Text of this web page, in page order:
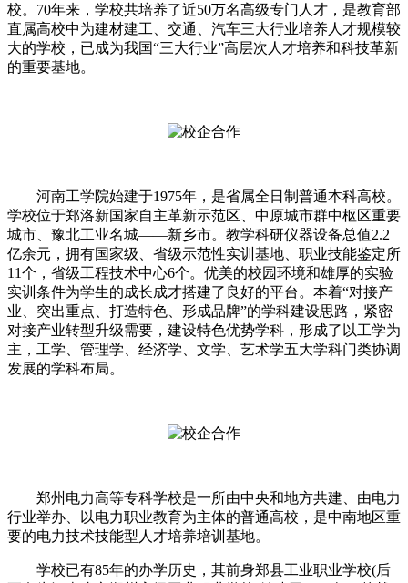
校。70年来，学校共培养了近50万名高级专门人才，是教育部
直属高校中为建材建工、交通、汽车三大行业培养人才规模较
大的学校，已成为我国“三大行业”高层次人才培养和科技革新
的重要基地。
河南工学院始建于1975年，是省属全日制普通本科高校。
学校位于郑洛新国家自主革新示范区、中原城市群中枢区重要
城市、豫北工业名城——新乡市。教学科研仪器设备总值2.2
亿余元，拥有国家级、省级示范性实训基地、职业技能鉴定所
11个，省级工程技术中心6个。优美的校园环境和雄厚的实验
实训条件为学生的成长成才搭建了良好的平台。本着“对接产
业、突出重点、打造特色、形成品牌”的学科建设思路，紧密
对接产业转型升级需要，建设特色优势学科，形成了以工学为
主，工学、管理学、经济学、文学、艺术学五大学科门类协调
发展的学科布局。
郑州电力高等专科学校是一所由中央和地方共建、由电力
行业举办、以电力职业教育为主体的普通高校，是中南地区重
要的电力技术技能型人才培养培训基地。
学校已有85年的办学历史，其前身郑县工业职业学校(后